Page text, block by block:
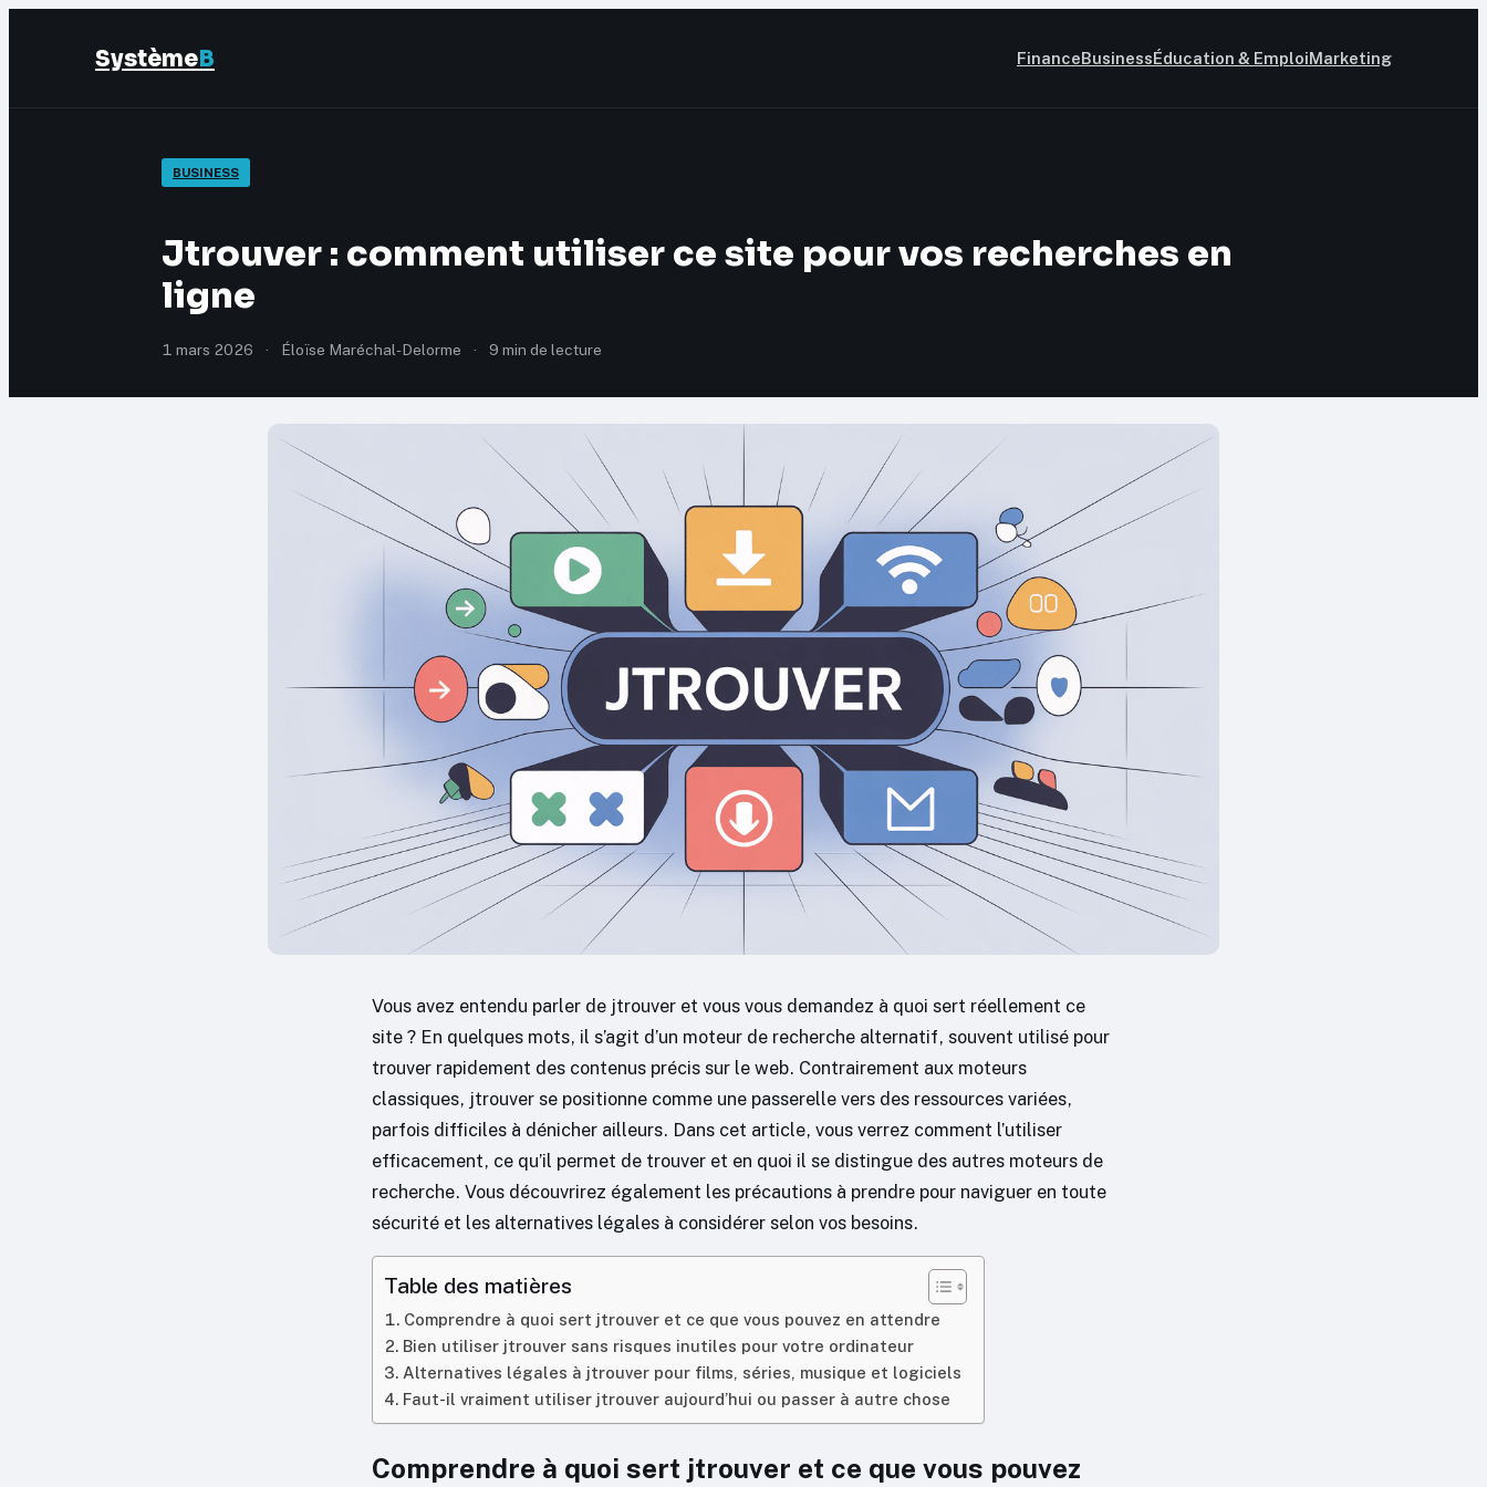
SystèmeB FinanceBusinessÉducation & EmploiMarketing
BUSINESS
Jtrouver : comment utiliser ce site pour vos recherches en
ligne
1 mars 2026 · Éloïse Maréchal-Delorme · 9 min de lecture
Vous avez entendu parler de jtrouver et vous vous demandez à quoi sert réellement ce
site ? En quelques mots, il s’agit d’un moteur de recherche alternatif, souvent utilisé pour
trouver rapidement des contenus précis sur le web. Contrairement aux moteurs
classiques, jtrouver se positionne comme une passerelle vers des ressources variées,
parfois difficiles à dénicher ailleurs. Dans cet article, vous verrez comment l’utiliser
efficacement, ce qu’il permet de trouver et en quoi il se distingue des autres moteurs de
recherche. Vous découvrirez également les précautions à prendre pour naviguer en toute
sécurité et les alternatives légales à considérer selon vos besoins.
Table des matières
Comprendre à quoi sert jtrouver et ce que vous pouvez en attendre
Bien utiliser jtrouver sans risques inutiles pour votre ordinateur
Alternatives légales à jtrouver pour films, séries, musique et logiciels
Faut-il vraiment utiliser jtrouver aujourd’hui ou passer à autre chose
Comprendre à quoi sert jtrouver et ce que vous pouvez